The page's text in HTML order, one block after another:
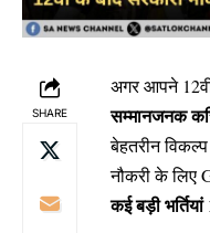
SHARE
अगर आपने
सम्मानजनक
बेहतरीन
नौकरी के लिए
कई बड़ी